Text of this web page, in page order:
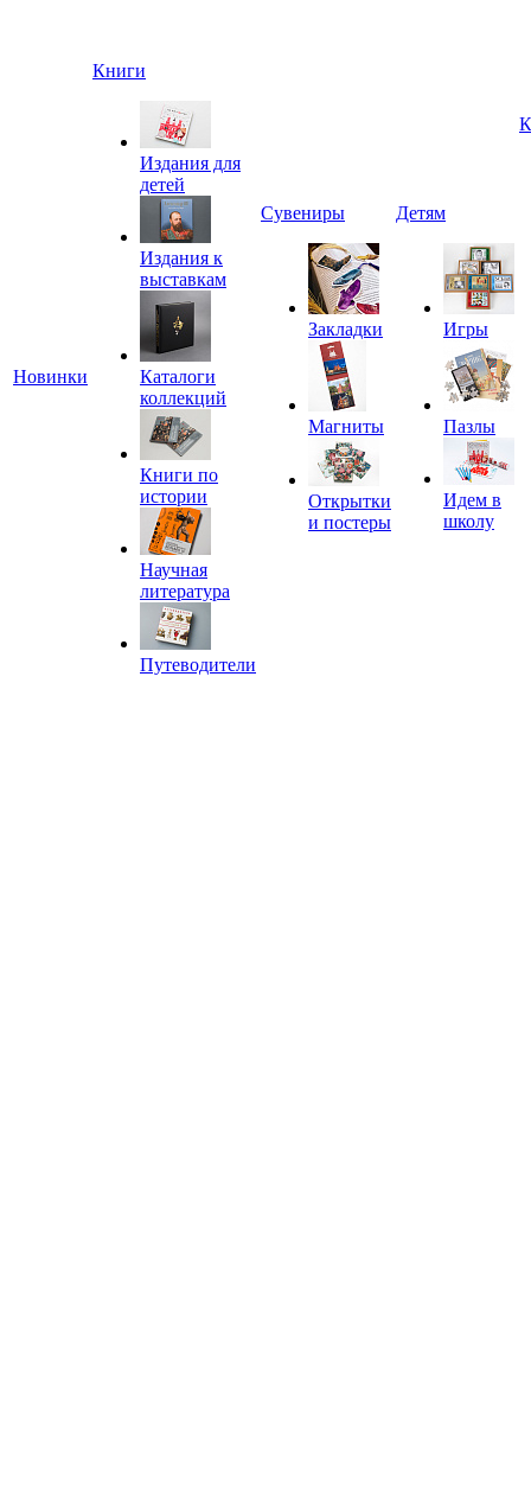
Новинки
Книги
Издания для
детей
Издания к
выставкам
Каталоги
коллекций
Книги по
истории
Научная
литература
Путеводители
Сувениры
Закладки
Магниты
Открытки
и постеры
Детям
Игры
Пазлы
Идем в
школу